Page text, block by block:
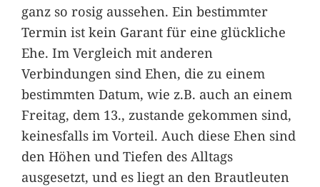
ganz so rosig aussehen. Ein bestimmter
Termin ist kein Garant für eine glückliche
Ehe. Im Vergleich mit anderen
Verbindungen sind Ehen, die zu einem
bestimmten Datum, wie z.B. auch an einem
Freitag, dem 13., zustande gekommen sind,
keinesfalls im Vorteil. Auch diese Ehen sind
den Höhen und Tiefen des Alltags
ausgesetzt, und es liegt an den Brautleuten